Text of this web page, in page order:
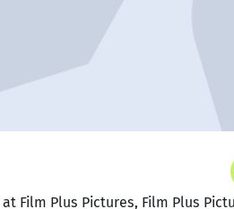
Film Plus Pictures, Film Plus